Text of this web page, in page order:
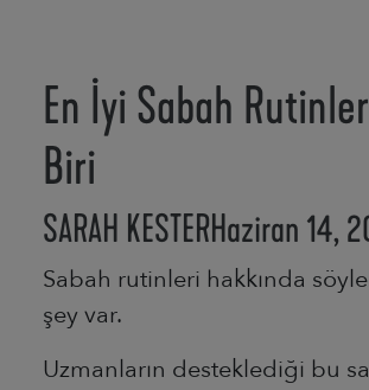
En İyi Sabah
Biri
SARAH KESTERHaziran 14,
Sabah rutinleri hakkında
şey var.
Uzmanların desteklediği bu